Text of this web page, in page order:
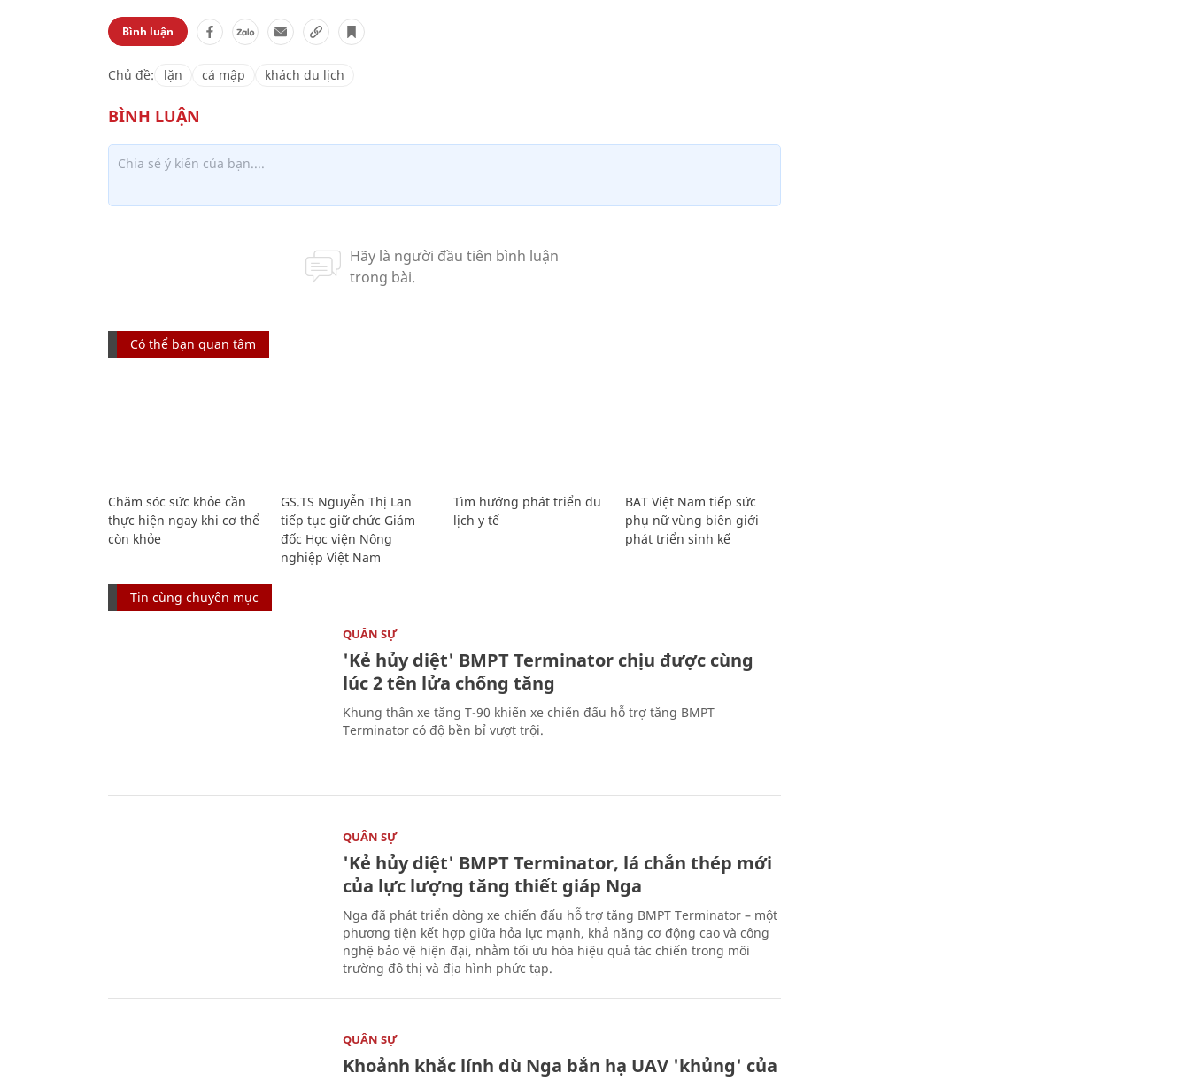
Bình luận
Chủ đề: lặn cá mập khách du lịch
Có thể bạn quan tâm
Chăm sóc sức khỏe cần
thực hiện ngay khi cơ thể
còn khỏe
GS.TS Nguyễn Thị Lan
tiếp tục giữ chức Giám
đốc Học viện Nông
nghiệp Việt Nam
Tìm hướng phát triển du
lịch y tế
BAT Việt Nam tiếp sức
phụ nữ vùng biên giới
phát triển sinh kế
Tin cùng chuyên mục
QUÂN SỰ
'Kẻ hủy diệt' BMPT Terminator chịu được cùng
lúc 2 tên lửa chống tăng
Khung thân xe tăng T-90 khiến xe chiến đấu hỗ trợ tăng BMPT
Terminator có độ bền bỉ vượt trội.
QUÂN SỰ
'Kẻ hủy diệt' BMPT Terminator, lá chắn thép mới
của lực lượng tăng thiết giáp Nga
Nga đã phát triển dòng xe chiến đấu hỗ trợ tăng BMPT Terminator – một
phương tiện kết hợp giữa hỏa lực mạnh, khả năng cơ động cao và công
nghệ bảo vệ hiện đại, nhằm tối ưu hóa hiệu quả tác chiến trong môi
trường đô thị và địa hình phức tạp.
QUÂN SỰ
Khoảnh khắc lính dù Nga bắn hạ UAV 'khủng' của